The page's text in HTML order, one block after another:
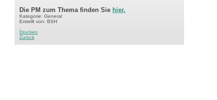
Die PM zum Thema finden Sie hier.
Kategorie: General
Erstellt von: BSH
Drucken
Zurück